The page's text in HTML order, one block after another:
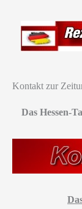
Kontakt zur
Das Hessen-